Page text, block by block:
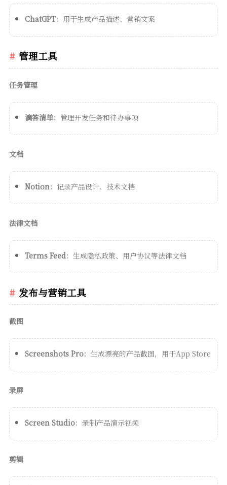
ChatGPT：用于生成产品描述、营销文案
管理工具
任务管理
滴答清单：管理开发任务和待办事项
文档
Notion：记录产品设计、技术文档
法律文档
Terms Feed：生成隐私政策、用户协议等法律文档
发布与营销工具
截图
Screenshots Pro：生成漂亮的产品截图，用于App Store
录屏
Screen Studio：录制产品演示视频
剪辑